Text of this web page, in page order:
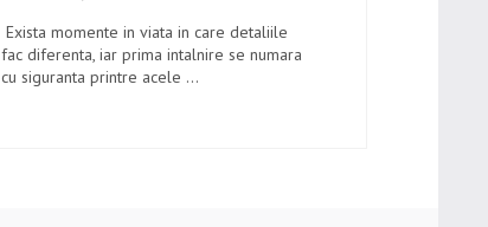
Exista momente in viata in care detaliile
fac diferenta, iar prima intalnire se numara
cu siguranta printre acele ...